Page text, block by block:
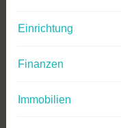
Einrichtung
Finanzen
Immobilien